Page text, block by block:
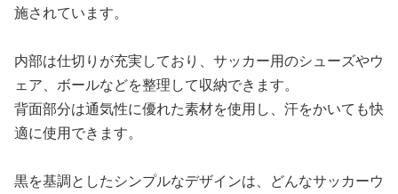
施されています。
内部は仕切りが充実しており、サッカー用のシューズやウ
ェア、ボールなどを整理して収納できます。
背面部分は通気性に優れた素材を使用し、汗をかいても快
適に使用できます。
黒を基調としたシンプルなデザインは、どんなサッカーウ